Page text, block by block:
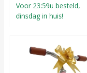
Voor 23:59u besteld,
dinsdag in huis!